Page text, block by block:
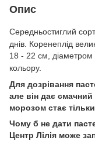
Опис
Середньостиглий
днів. Коренеплід
18 - 22 см,
кольору.
Для дозрівання
але він дає
морозом стає
Чому б не дати
Центр Лілія може